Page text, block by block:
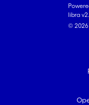
libra
© 2026